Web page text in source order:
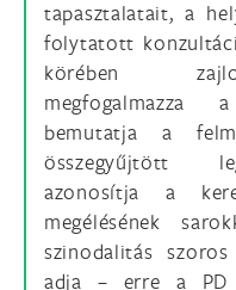
tapasztalatait, a
folytatott
körében
megfogalmazza
bemutatja a
összegyűjtött
azonosítja a
megélésének
szinodalitás
adja – erre a PD